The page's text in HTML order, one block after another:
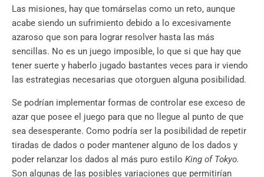
Las misiones, hay que tomárselas como un reto, aunque
acabe siendo un sufrimiento debido a lo excesivamente
azaroso que son para lograr resolver hasta las más
sencillas. No es un juego imposible, lo que si que hay que
tener suerte y haberlo jugado bastantes veces para ir viendo
las estrategias necesarias que otorguen alguna posibilidad.
Se podrían implementar formas de controlar ese exceso de
azar que posee el juego para que no llegue al punto de que
sea desesperante. Como podría ser la posibilidad de repetir
tiradas de dados o poder mantener alguno de los dados y
poder relanzar los dados al más puro estilo King of Tokyo.
Son algunas de las posibles variaciones que permitirían